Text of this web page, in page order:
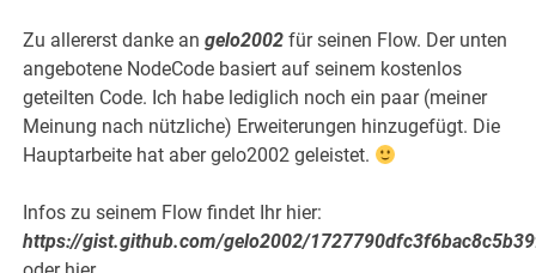
Zu allererst danke angelo2002 für seinen Flow. Der unten
angebotene NodeCode basiert auf seinem kostenlos
geteilten Code. Ich habe lediglich noch ein paar (meiner
Meinung nach nützliche) Erweiterungen hinzugefügt. Die
Hauptarbeite hat aber gelo2002 geleistet.
Infos zu seinem Flow findet Ihr hier:
https://gist.github.com/gelo2002/